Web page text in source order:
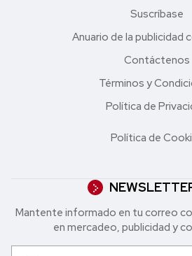
Suscríbase
Anuario de la publicidad
Contáctenos
Términos y
Política de
Política de
Mantente informado en tu correo
en mercadeo, publicidad y